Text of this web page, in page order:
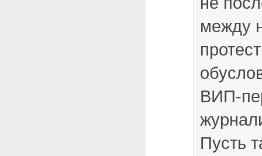
между
ВИП-
Пусть